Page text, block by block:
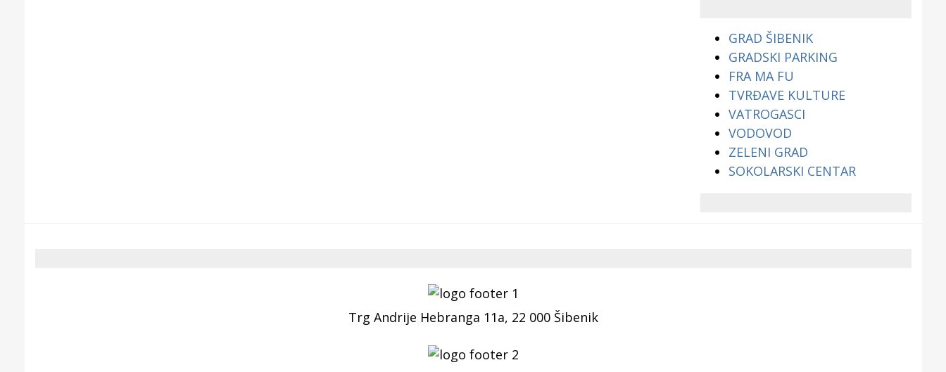
GRAD ŠIBENIK
GRADSKI PARKING
FRA MA FU
TVRĐAVE KULTURE
VATROGASCI
VODOVOD
ZELENI GRAD
SOKOLARSKI CENTAR
Trg Andrije Hebranga 11a, 22 000 Šibenik